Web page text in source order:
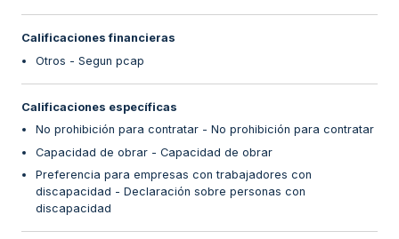
Calificaciones financieras
Otros - Segun pcap
Calificaciones específicas
No prohibición para contratar - No prohibición para contratar
Capacidad de obrar - Capacidad de obrar
Preferencia para empresas con trabajadores con
discapacidad - Declaración sobre personas con
discapacidad